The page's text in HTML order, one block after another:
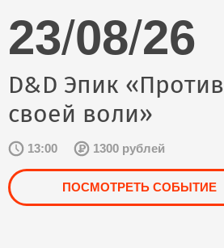
23/08/26
D&D Эпик «Против
своей воли»
13:00 1300 рублей
ПОСМОТРЕТЬ СОБЫТИЕ